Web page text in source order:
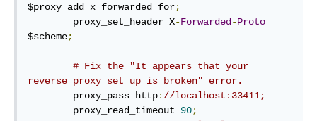
$proxy_add_x_forwarded_for;
        proxy_set_header X
-Forwarded -Proto
$scheme;
# Fix the "It appears that your
reverse proxy set up is broken" error.
        proxy_pass http
: //localhost:33411;
        proxy_read_timeout
90;